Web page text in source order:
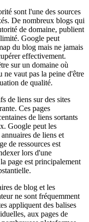
sont l'une des sources
De nombreux blogs qui
de domaine, publient
Google peut
du blog mais ne jamais
effectivement.
sur un domaine où
ne vaut pas la peine d'être
de qualité.
de liens sur des sites
Ces pages
de liens sortants
Google peut les
de liens et
de ressources est
lors d'une
page est principalement
de blog et les
ne sont fréquemment
appliquent des balises
aux pages de